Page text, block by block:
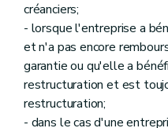
créanciers;
- lorsque l'entreprise a
et n'a pas encore
garantie ou qu'elle a
restructuration et est
restructuration;
- dans le cas d'une